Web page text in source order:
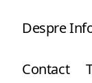
Despre
Contact